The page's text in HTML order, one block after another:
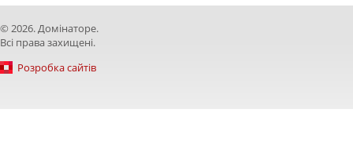
© 2026. Домінаторе.
Всі права захищені.
Розробка сайтів